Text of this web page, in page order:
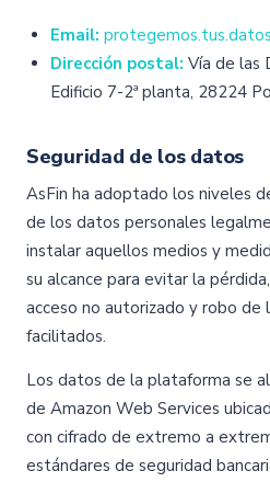
Email:
Dirección postal: Vía de las
Edificio 7-2ª planta, 28224
Seguridad de los datos
AsFin ha adoptado los niveles
de los datos personales
instalar aquellos medios y
su alcance para evitar la
acceso no autorizado y robo de
facilitados.
Los datos de la plataforma se
de Amazon Web Services
con cifrado de extremo a
estándares de seguridad